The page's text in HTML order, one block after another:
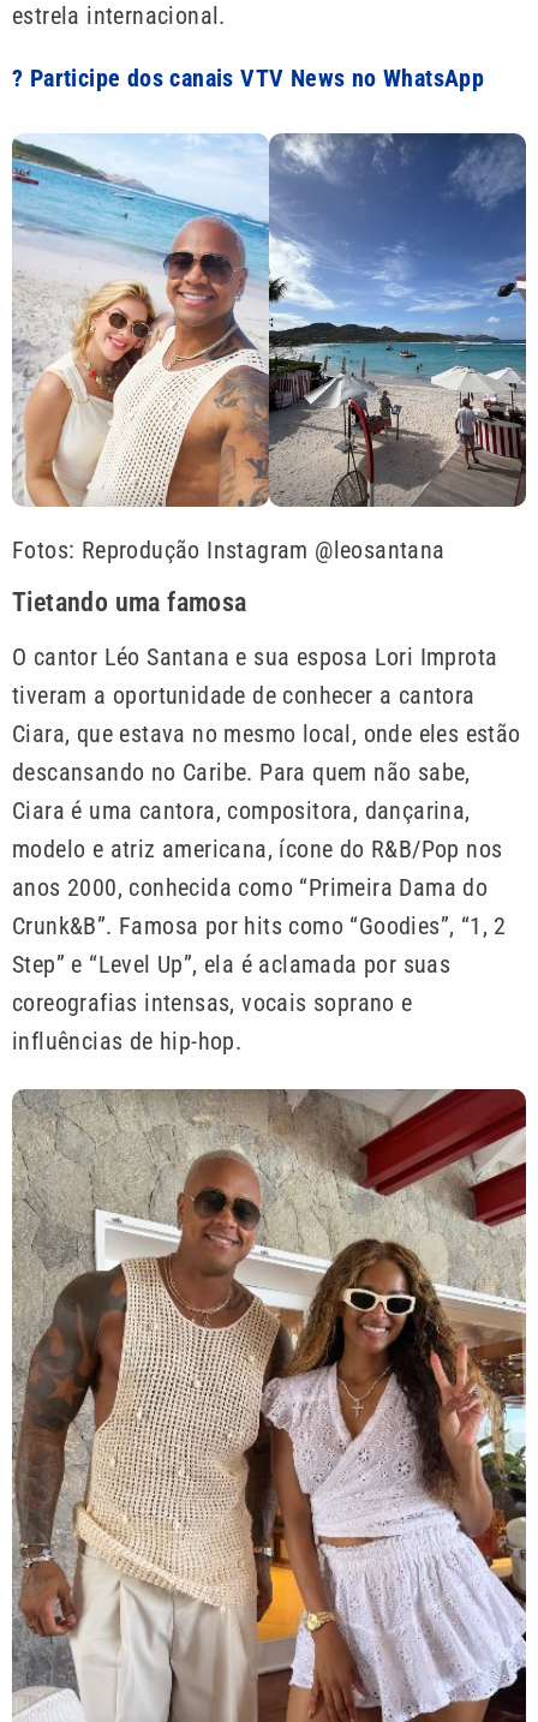
estrela internacional.
? Participe dos canais VTV News no WhatsApp
Fotos: Reprodução Instagram @leosantana
Tietando uma famosa
O cantor Léo Santana e sua esposa Lori Improta
tiveram a oportunidade de conhecer a cantora
Ciara, que estava no mesmo local, onde eles estão
descansando no Caribe. Para quem não sabe,
Ciara é uma cantora, compositora, dançarina,
modelo e atriz americana, ícone do R&B/Pop nos
anos 2000, conhecida como “Primeira Dama do
Crunk&B”. Famosa por hits como “Goodies”, “1, 2
Step” e “Level Up”, ela é aclamada por suas
coreografias intensas, vocais soprano e
influências de hip-hop.